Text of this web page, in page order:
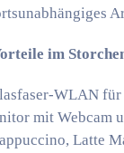
im
WLAN
mit Webcam
Latte